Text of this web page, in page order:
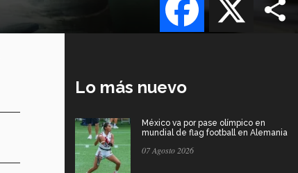
Lo más nuevo
México va por pase olímpico en
mundial de flag football en Alemania
07 Agosto 2026